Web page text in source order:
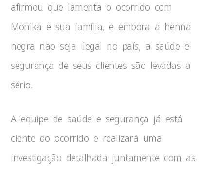
afirmou que lamenta o ocorrido com
Monika e sua família, e embora a henna
negra não seja ilegal no país, a saúde e
segurança de seus clientes são levadas a
sério.
A equipe de saúde e segurança já está
ciente do ocorrido e realizará uma
investigação detalhada juntamente com as